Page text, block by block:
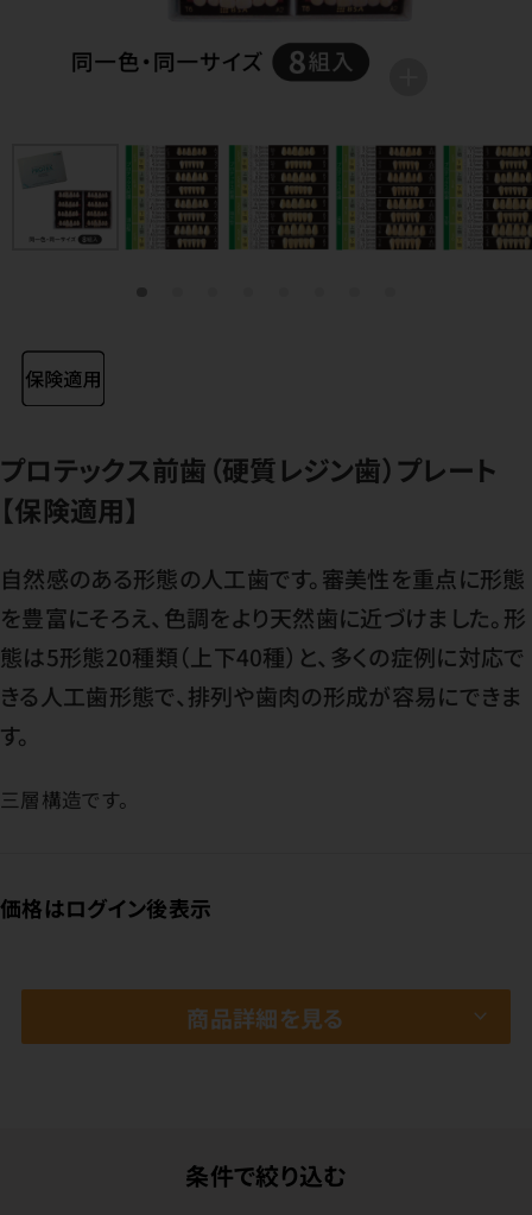
プロテックス前歯（硬質レジン歯）プレート
【保険適用】
自然感のある形態の人工歯です。審美性を重点に形態
を豊富にそろえ、色調をより天然歯に近づけました。形
態は5形態20種類（上下40種）と、多くの症例に対応で
きる人工歯形態で、排列や歯肉の形成が容易にできま
す。
三層構造です。
価格はログイン後表示
商品詳細を見る
条件で絞り込む